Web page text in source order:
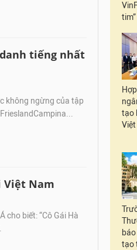
tiếng nhất
không ngừng của tập
Việt Nam
cho biết: “Cô Gái Hà
tạo
tạo